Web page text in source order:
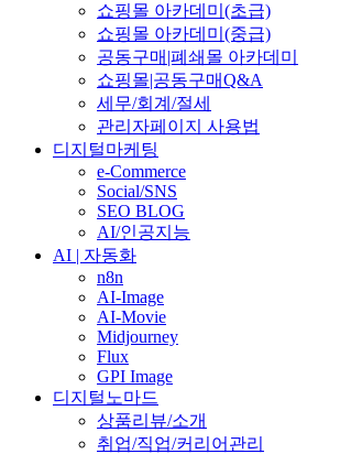
쇼핑몰 아카데미(초급)
쇼핑몰 아카데미(중급)
공동구매|폐쇄몰 아카데미
쇼핑몰|공동구매Q&A
세무/회계/절세
관리자페이지 사용법
디지털마케팅
e-Commerce
Social/SNS
SEO BLOG
AI/인공지능
AI | 자동화
n8n
AI-Image
AI-Movie
Midjourney
Flux
GPI Image
디지털노마드
상품리뷰/소개
취업/직업/커리어관리